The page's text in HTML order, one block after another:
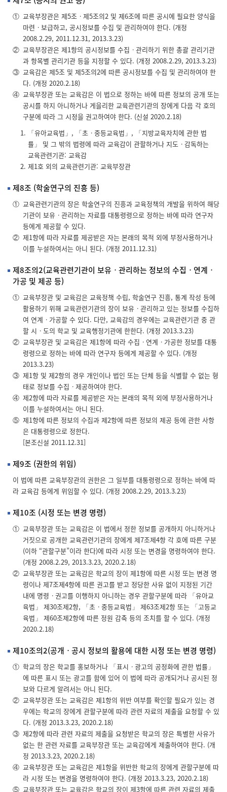
① 교육부장관은 제5조ㆍ제5조의2 및 제6조에 따른 공시에 필요한 양식을
마련ㆍ보급하고, 공시정보를 수집 및 관리하여야 한다. (개정
2008.2.29, 2011.12.31, 2013.3.23)
② 교육부장관은 제1항의 공시정보를 수집ㆍ관리하기 위한 총괄 관리기관
과 항목별 관리기관 등을 지정할 수 있다. (개정 2008.2.29, 2013.3.23)
③ 교육감은 제5조 및 제5조의2에 따른 공시정보를 수집 및 관리하여야 한
다. (개정 2020.2.18)
④ 교육부장관 또는 교육감은 이 법으로 정하는 바에 따른 정보의 공개 또는
공시를 하지 아니하거나 게을리한 교육관련기관의 장에게 다음 각 호의
구분에 따라 그 시정을 권고하여야 한다. (신설 2020.2.18)
「유아교육법」, 「초ㆍ중등교육법」, 「지방교육자치에 관한 법
률」 및 그 밖의 법령에 따라 교육감이 관할하거나 지도ㆍ감독하는
교육관련기관: 교육감
제1호 외의 교육관련기관: 교육부장관
제8조 (학술연구의 진흥 등)
① 교육관련기관의 장은 학술연구의 진흥과 교육정책의 개발을 위하여 해당
기관이 보유ㆍ관리하는 자료를 대통령령으로 정하는 바에 따라 연구자
등에게 제공할 수 있다.
② 제1항에 따라 자료를 제공받은 자는 본래의 목적 외에 부정사용하거나
이를 누설하여서는 아니 된다. (개정 2011.12.31)
제8조의2(교육관련기관이 보유ㆍ관리하는 정보의 수집ㆍ연계ㆍ
가공 및 제공 등)
① 교육부장관 및 교육감은 교육정책 수립, 학술연구 진흥, 통계 작성 등에
활용하기 위해 교육관련기관의 장이 보유ㆍ관리하고 있는 정보를 수집하
여 연계ㆍ가공할 수 있다. 다만, 교육감의 경우에는 교육관련기관 중 관
할 시ㆍ도의 학교 및 교육행정기관에 한한다. (개정 2013.3.23)
② 교육부장관 및 교육감은 제1항에 따라 수집ㆍ연계ㆍ가공한 정보를 대통
령령으로 정하는 바에 따라 연구자 등에게 제공할 수 있다. (개정
2013.3.23)
③ 제1항 및 제2항의 경우 개인이나 법인 또는 단체 등을 식별할 수 없는 형
태로 정보를 수집ㆍ제공하여야 한다.
④ 제2항에 따라 자료를 제공받은 자는 본래의 목적 외에 부정사용하거나
이를 누설하여서는 아니 된다.
⑤ 제1항에 따른 정보의 수집과 제2항에 따른 정보의 제공 등에 관한 사항
은 대통령령으로 정한다.
[본조신설 2011.12.31]
제9조 (권한의 위임)
이 법에 따른 교육부장관의 권한은 그 일부를 대통령령으로 정하는 바에 따
라 교육감 등에게 위임할 수 있다. (개정 2008.2.29, 2013.3.23)
제10조 (시정 또는 변경 명령)
① 교육부장관 또는 교육감은 이 법에서 정한 정보를 공개하지 아니하거나
거짓으로 공개한 교육관련기관의 장에게 제7조제4항 각 호에 따른 구분
(이하 “관할구분”이라 한다)에 따라 시정 또는 변경을 명령하여야 한다.
(개정 2008.2.29, 2013.3.23, 2020.2.18)
② 교육부장관 또는 교육감은 학교의 장이 제1항에 따른 시정 또는 변경 명
령이나 제7조제4항에 따른 권고를 받고 정당한 사유 없이 지정된 기간
내에 명령ㆍ권고를 이행하지 아니하는 경우 관할구분에 따라 「유아교
육법」 제30조제2항, 「초ㆍ중등교육법」 제63조제2항 또는 「고등교
육법」 제60조제2항에 따른 정원 감축 등의 조치를 할 수 있다. (개정
2020.2.18)
제10조의2(공개ㆍ공시 정보의 활용에 대한 시정 또는 변경 명령)
① 학교의 장은 학교를 홍보하거나 「표시ㆍ광고의 공정화에 관한 법률」
에 따른 표시 또는 광고를 함에 있어 이 법에 따라 공개되거나 공시된 정
보와 다르게 알려서는 아니 된다.
② 교육부장관 또는 교육감은 제1항의 위반 여부를 확인할 필요가 있는 경
우에는 학교의 장에게 관할구분에 따라 관련 자료의 제출을 요청할 수 있
다. (개정 2013.3.23, 2020.2.18)
③ 제2항에 따라 관련 자료의 제출을 요청받은 학교의 장은 특별한 사유가
없는 한 관련 자료를 교육부장관 또는 교육감에게 제출하여야 한다. (개
정 2013.3.23, 2020.2.18)
④ 교육부장관 또는 교육감은 제1항을 위반한 학교의 장에게 관할구분에 따
라 시정 또는 변경을 명령하여야 한다. (개정 2013.3.23, 2020.2.18)
⑤ 교육부장관 또는 교육감은 학교의 장이 제3항에 따른 관련 자료의 제출